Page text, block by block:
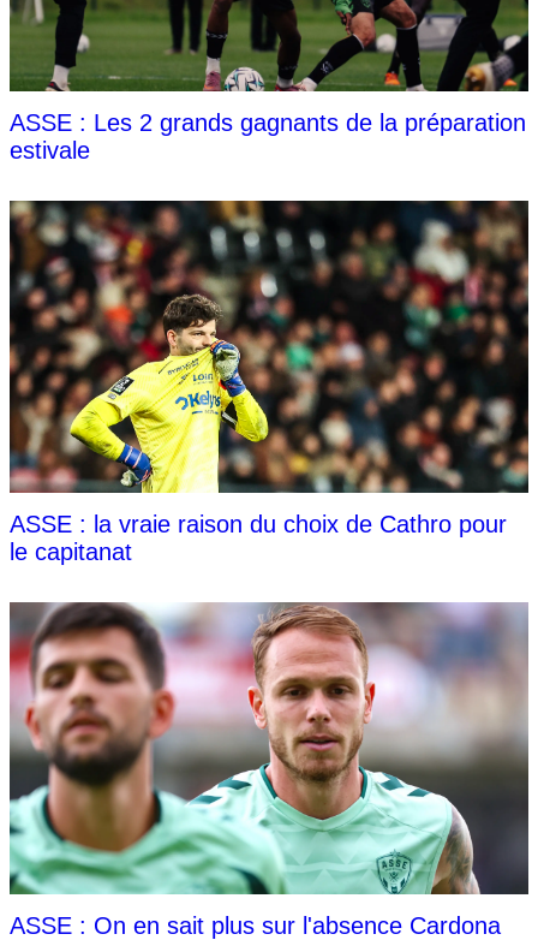
ASSE : Les 2 grands gagnants de la préparation
estivale
ASSE : la vraie raison du choix de Cathro pour
le capitanat
ASSE : On en sait plus sur l'absence Cardona